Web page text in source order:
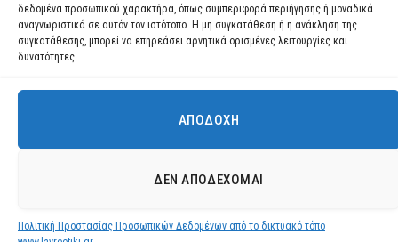
δεδομένα προσωπικού χαρακτήρα, όπως συμπεριφορά περιήγησης ή μοναδικά
αναγνωριστικά σε αυτόν τον ιστότοπο. Η μη συγκατάθεση ή η ανάκληση της
συγκατάθεσης, μπορεί να επηρεάσει αρνητικά ορισμένες λειτουργίες και
δυνατότητες.
ΑΠΟΔΟΧΉ
ΔΕΝ ΑΠΟΔΈΧΟΜΑΙ
Πολιτική Προστασίας Προσωπικών Δεδομένων από το δικτυακό τόπο
Χρησιμοποιούμε cookies για να σας προσφέρουμε τη βέλτιστη εμπειρία
πλοήγησης στον ιστότοπό μας.
ρυθμίσεις
Αποδοχή